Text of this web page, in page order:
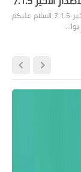
تحديث نسخة تطبيق فودو الى الاصدار الأخير 7.1.5 السلام عليكم